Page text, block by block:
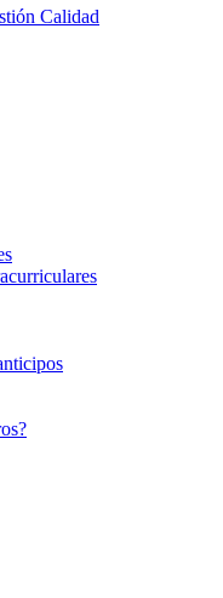
Calidad